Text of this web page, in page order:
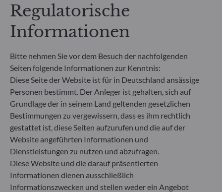
Regelwerk der EU, das darauf abzielt, das
Nachhaltigkeitsprofil von Fonds transparent,
besser vergleichbar und für Endinvestoren besser
verständlich zu machen.
berücksichtigt bei der Anlageentscheidung keine
Nachhaltigkeitsrisiken oder nachteiligen
Auswirkungen von Anlageentscheidungen auf
Nachhaltigkeitsfaktoren.
Artikel 8: Das Fondsmanagementteam adressiert
Nachhaltigkeitsrisiken, indem es ESG-Kriterien
(Umwelt und/oder Soziales und/oder Governance)
in den Anlageentscheidungsprozess einbezieht.
Artikel 9: Das Fondsmanagementteam verfolgt ein
striktes nachhaltiges Anlageziel, das wesentlich zu
den Herausforderungen des ökologischen
Übergangs beiträgt, und adressiert
Nachhaltigkeitsrisiken durch Ratings, die vom
Regulatorische
Informationen
Bitte nehmen Sie vor dem Besuch der nachfolgenden
Seiten folgende Informationen zur Kenntnis:
Diese Seite der Website ist für in Deutschland ansässige
Personen bestimmt. Der Anleger ist gehalten, sich auf
Grundlage der in seinem Land geltenden gesetzlichen
Bestimmungen zu vergewissern, dass es ihm rechtlich
gestattet ist, diese Seiten aufzurufen und die auf der
Website angeführten Informationen und
Dienstleistungen zu nutzen und abzufragen.
Diese Website und die darauf präsentierten
Informationen dienen ausschließlich
Informationszwecken und stellen weder ein Angebot